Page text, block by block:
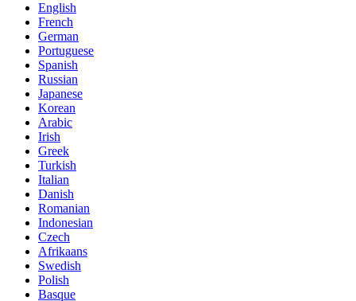
English
French
German
Portuguese
Spanish
Russian
Japanese
Korean
Arabic
Irish
Greek
Turkish
Italian
Danish
Romanian
Indonesian
Czech
Afrikaans
Swedish
Polish
Basque